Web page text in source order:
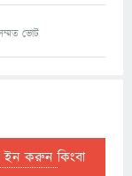
ভোট
ইন করুনকিংবা